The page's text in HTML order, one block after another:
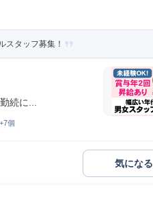
スタッフ募集！
続に...
+7個
気になる